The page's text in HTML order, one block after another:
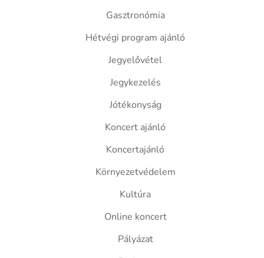
Gasztronómia
Hétvégi program ajánló
Jegyelővétel
Jegykezelés
Jótékonyság
Koncert ajánló
Koncertajánló
Környezetvédelem
Kultúra
Online koncert
Pályázat